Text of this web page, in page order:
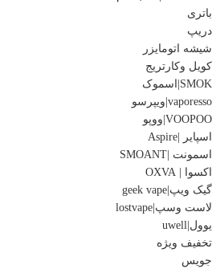
باتری
دریپ
شیشه اتومایزر
کویل وکارتریج
SMOK|اسموک
vaporesso|ویپرسو
VOOPOO|ووپو
اسپایر |Aspire
اسمونت |SMOANT
اکسوا | OXVA
گیک ویپ|geek vape
لاست وسپ|lostvape
یوول|uwell
تخفیف ویژه
جویس